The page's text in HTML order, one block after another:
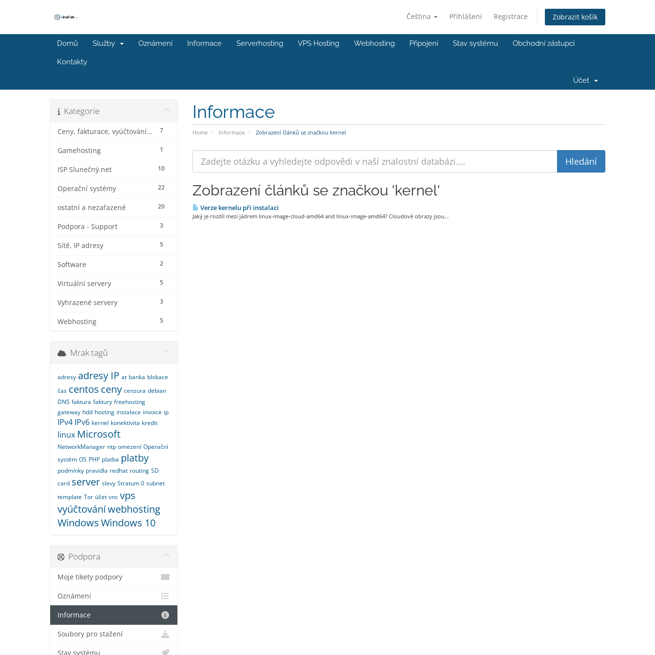
Čeština Přihlášení Registrace Zobrazit košík
Domů Služby Oznámení Informace Serverhosting VPS Hosting Webhosting Připojení Stav systému Obchodní zástupci
Kontakty
Účet
Informace
Home Informace Zobrazení článků se značkou kernel
Kategorie
7
Ceny, fakturace, vyúčtování a slevy
1
Gamehosting
10
ISP Slunečný.net
22
Operační systémy
20
ostatní a nezařazené
3
Podpora - Support
5
Sítě, IP adresy
2
Software
5
Virtuální servery
3
Vyhrazené servery
5
Webhosting
Zobrazení článků se značkou 'kernel'
Verze kernelu při instalaci
Jaký je rozdíl mezi jádrem linux-image-cloud-amd64 and linux-image-amd64? Cloudové obrazy jsou...
Mrak tagů
adresy adresy IP at banka blokace
čas centos ceny cenzura debian
DNS faktura faktury freehosting
gateway hdd hosting instalace invoice ip
IPv4 IPv6 kernel konektivita kredit
linux Microsoft
NetworkManager ntp omezení Operační
systém OS PHP platba platby
podmínky pravidla redhat routing SD
card server slevy Stratum 0 subnet
template Tor účet vnc vps
vyúčtováníwebhosting
WindowsWindows 10
Podpora
Moje tikety podpory
Oznámení
Informace
Soubory pro stažení
Stav systému